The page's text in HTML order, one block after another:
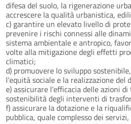
difesa del suolo, la rigenerazione
accrescere la qualità urbanistica,
c) garantire un elevato livello di
prevenire i rischi connessi alle
sistema ambientale e antropico,
volte alla mitigazione degli effetti
climatici;
d) promuovere lo sviluppo
l'equità sociale e la realizzazione
e) assicurare l'efficacia delle azioni
sostenibilità degli interventi di
f) assicurare la dotazione e la
pubblica, quale complesso dei